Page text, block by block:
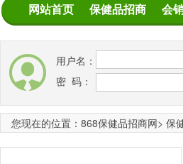
网站首页 保健品招商 会
用户名：
密 码：
您现在的位置： 868保健品招商网> 保